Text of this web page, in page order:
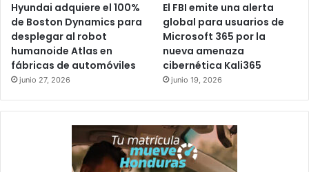
Hyundai adquiere el 100%
de Boston Dynamics para
desplegar al robot
humanoide Atlas en
fábricas de automóviles
junio 27, 2026
El FBI emite una alerta
global para usuarios de
Microsoft 365 por la
nueva amenaza
cibernética Kali365
junio 19, 2026